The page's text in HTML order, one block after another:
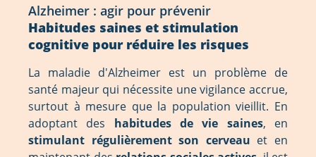
Alzheimer : agir pour prévenir
Habitudes saines et stimulation
cognitive pour réduire les risques
La maladie d'Alzheimer est un problème de
santé majeur qui nécessite une vigilance accrue,
surtout à mesure que la population vieillit. En
adoptant des habitudes de vie saines, en
stimulant régulièrement son cerveau et en